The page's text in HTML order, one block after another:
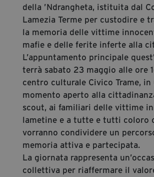
della ’Ndrangheta, istituita dal
Lamezia Terme per custodire e
la memoria delle vittime
mafie e delle ferite inferte alla
L’appuntamento principale
terrà sabato 23 maggio alle ore
centro culturale Civico Trame, in
momento aperto alla
scout, ai familiari delle vittime
lametine e a tutte e tutti coloro
vorranno condividere un
memoria attiva e partecipata.
La giornata rappresenta
collettiva per riaffermare il